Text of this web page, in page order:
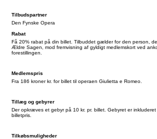
Tilbudspartner
Den Fynske Opera
Rabat
Få 20% rabat på din billet. Tilbuddet gælder for den person,
Ældre Sagen, mod fremvisning af gyldigt medlemskort ved
forestillingen.
Medlemspris
Fra 186 kroner kr. for billet til operaen Giulietta e Romeo.
Tillæg og gebyrer
Der opkræves et gebyr på 10 kr. pr. billet. Gebyret er
billetpris.
Tilkøbsmuligheder